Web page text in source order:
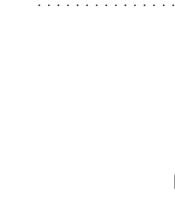
・・・・・・・・・・・・・・・